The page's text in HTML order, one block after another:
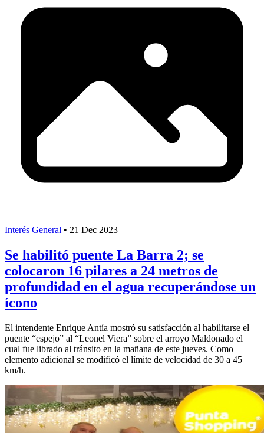
Interés General • 21 Dec 2023
Se habilitó puente La Barra 2; se
colocaron 16 pilares a 24 metros de
profundidad en el agua recuperándose un
ícono
El intendente Enrique Antía mostró su satisfacción al habilitarse el
puente “espejo” al “Leonel Viera” sobre el arroyo Maldonado el
cual fue librado al tránsito en la mañana de este jueves. Como
elemento adicional se modificó el límite de velocidad de 30 a 45
km/h.